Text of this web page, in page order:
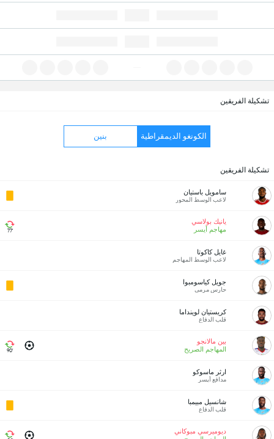
تشكيلة الفريقين
الكونغو الديمقراطية بنين
تشكيلة الفريقين
سامويل باستيان
لاعب الوسط المحور
يانيك بولاسي
مهاجم أيسر
77'
غايل كاكوتا
لاعب الوسط المهاجم
جويل كياسومبوا
حارس مرمى
كريستيان لوينداما
قلب الدفاع
بين مالانجو
المهاجم الصريح
90'
ارثر ماسوكو
مدافع أيسر
شانسيل مبيمبا
قلب الدفاع
ديوميرسي مبوكاني